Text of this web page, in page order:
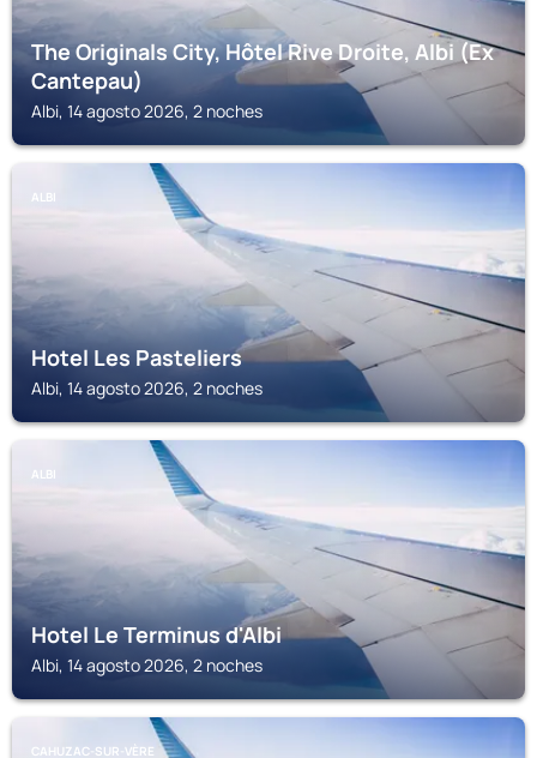
The Originals City, Hôtel Rive Droite, Albi (Ex
Cantepau)
Albi, 14 agosto 2026, 2 noches
ALBI
Hotel Les Pasteliers
Albi, 14 agosto 2026, 2 noches
ALBI
Hotel Le Terminus d'Albi
Albi, 14 agosto 2026, 2 noches
CAHUZAC-SUR-VÈRE